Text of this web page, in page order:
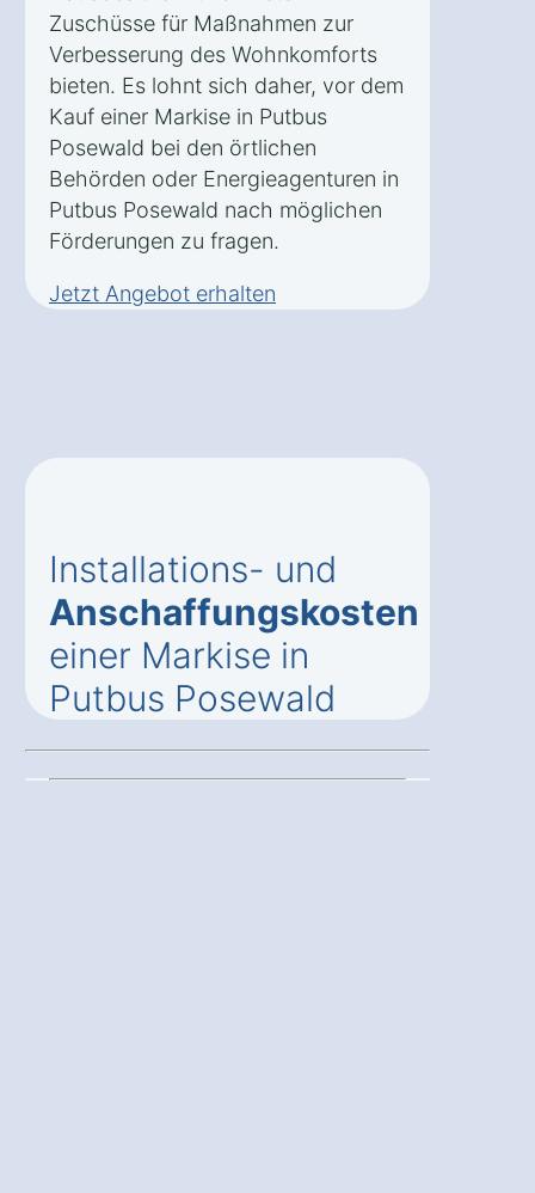
Zuschüsse für Maßnahmen zur
Verbesserung des Wohnkomforts
bieten. Es lohnt sich daher, vor dem
Kauf einer Markise in Putbus
Posewald bei den örtlichen
Behörden oder Energieagenturen in
Putbus Posewald nach möglichen
Förderungen zu fragen.
Jetzt Angebot erhalten
Installations- und
Anschaffungskosten
einer Markise in
Putbus Posewald